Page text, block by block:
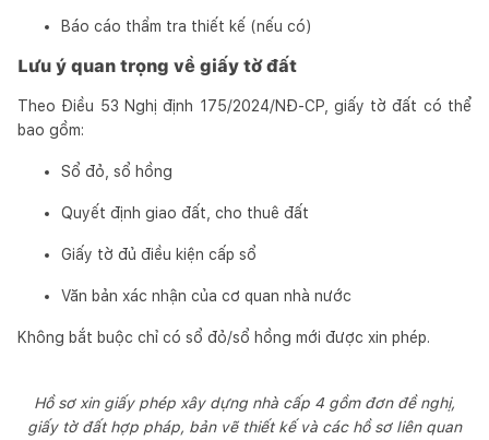
Báo cáo thẩm tra thiết kế (nếu có)
Lưu ý quan trọng về giấy tờ đất
Theo Điều 53 Nghị định 175/2024/NĐ-CP, giấy tờ đất có thể
bao gồm:
Sổ đỏ, sổ hồng
Quyết định giao đất, cho thuê đất
Giấy tờ đủ điều kiện cấp sổ
Văn bản xác nhận của cơ quan nhà nước
Không bắt buộc chỉ có sổ đỏ/sổ hồng mới được xin phép.
Hồ sơ xin giấy phép xây dựng nhà cấp 4 gồm đơn đề nghị,
giấy tờ đất hợp pháp, bản vẽ thiết kế và các hồ sơ liên quan